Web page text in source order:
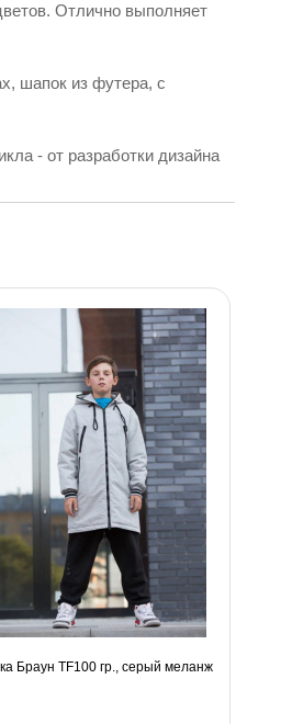
Отлично выполняет
шапок из футера, с
- от разработки дизайна
Браун TF100 гр., серый меланж